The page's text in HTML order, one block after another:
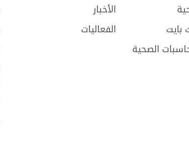
بايت
الصحية
الأخبار
الفعاليات